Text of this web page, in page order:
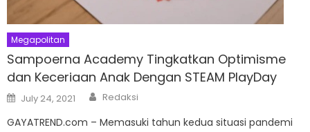
Megapolitan
Sampoerna Academy Tingkatkan Optimisme
dan Keceriaan Anak Dengan STEAM PlayDay
Posted
on
July 24, 2021 Author
Redaksi
GAYATREND.com – Memasuki tahun kedua situasi pandemi